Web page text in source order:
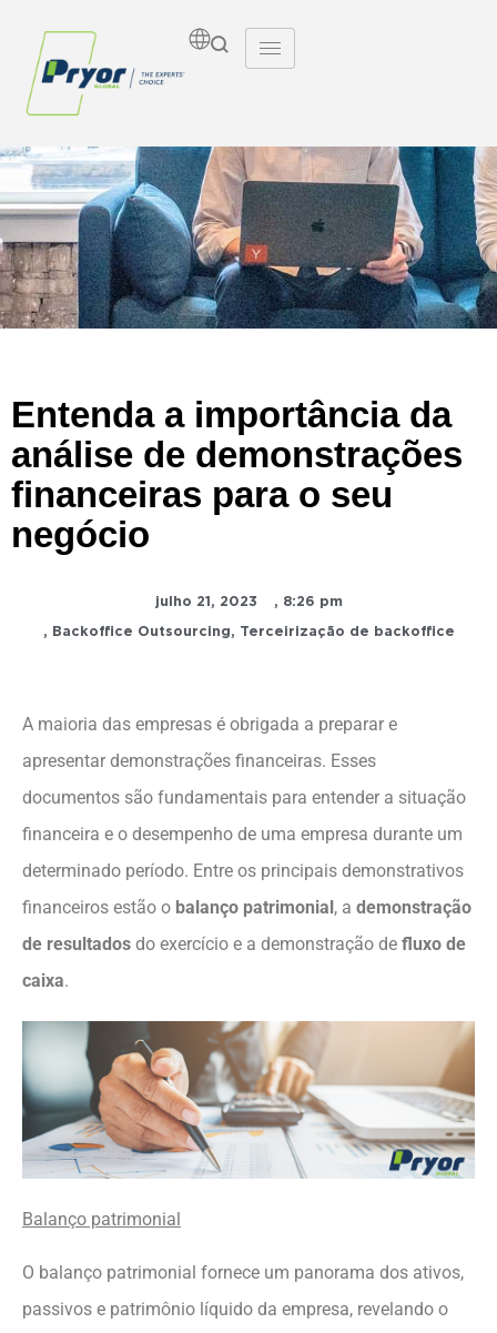
Insights
Entenda a importância da
análise de demonstrações
financeiras para o seu
negócio
julho 21, 2023 , 8:26 pm
, Backoffice Outsourcing, Terceirização de backoffice
A maioria das empresas é obrigada a preparar e
apresentar demonstrações financeiras. Esses
documentos são fundamentais para entender a situação
financeira e o desempenho de uma empresa durante um
determinado período. Entre os principais demonstrativos
financeiros estão o balanço patrimonial, a demonstração
de resultados do exercício e a demonstração de fluxo de
caixa.
Balanço patrimonial
O balanço patrimonial fornece um panorama dos ativos,
passivos e patrimônio líquido da empresa, revelando o